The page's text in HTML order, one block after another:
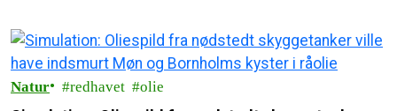
Natur redhavet olie